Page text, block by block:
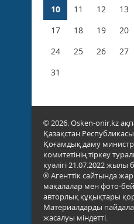
10
11 12 13
17
18 19 20
24
25 26 27
31
© 2026. Osken-onir.kz
Қазақстан
Қоғамдық даму
комитетінің тіркеу
куәлігі 21.07.2022 жылы
® Агенттік сайтында
мақалалар мен фото-
авторлық құқықтары
Материалдарды
жасалуы міндетті.